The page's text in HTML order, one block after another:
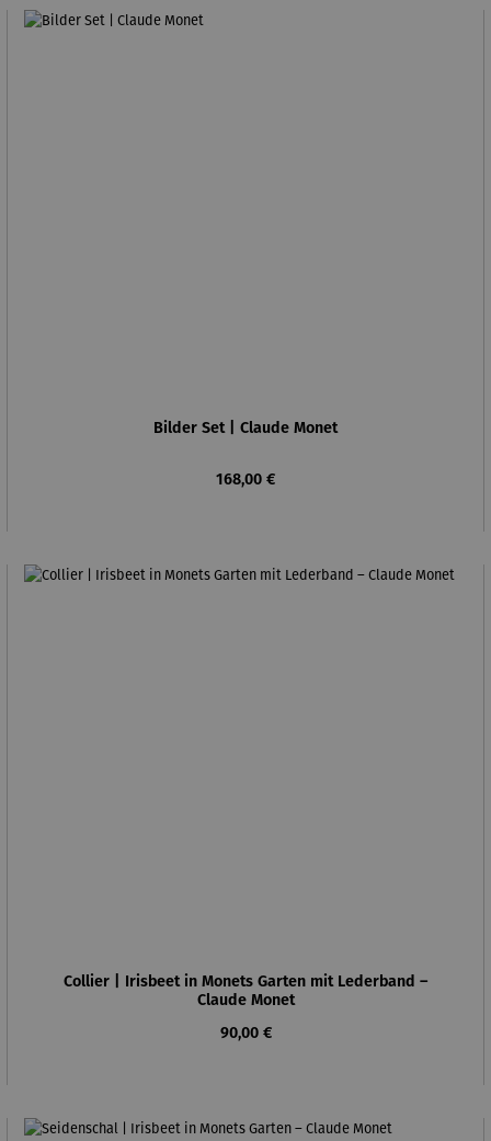
Bilder Set | Claude Monet
Regulärer Preis:
168,00 €
Collier | Irisbeet in Monets Garten mit Lederband –
Claude Monet
Regulärer Preis:
90,00 €